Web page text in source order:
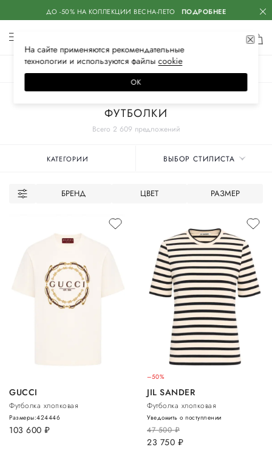
ДО -50% НА КОЛЛЕКЦИИ ВЕСНА-ЛЕТО ПОДРОБНЕЕ
Всего 2 609 предложений
ФУТБОЛКИ
КАТЕГОРИИ ВЫБОР СТИЛИСТА
БРЕНД ЦВЕТ РАЗМЕР
GUCCI
Футболка хлопковая
103 600 руб.
Размеры:424446
–50%
JIL SANDER
Футболка хлопковая
47 500руб.
23 750 руб.
Уведомить о поступлении
На сайте применяются рекомендательные
технологии и используются файлысооkiе
ОК